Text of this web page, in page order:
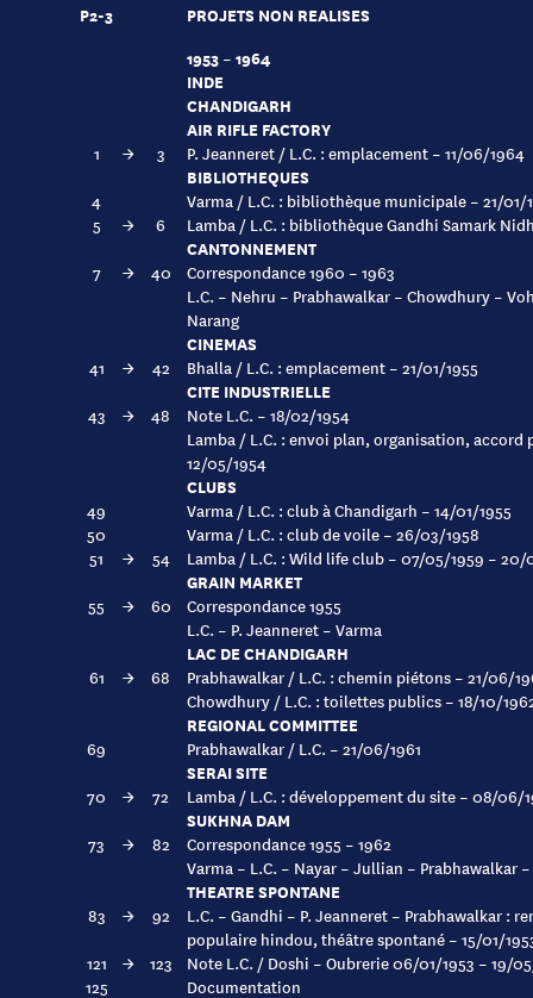
P2-3
PROJETS NON REALISES
1953 – 1964
INDE
CHANDIGARH
AIR RIFLE FACTORY
1 → 3 P. Jeanneret / L.C. : emplacement – 11/06/1964
BIBLIOTHEQUES
4
Varma / L.C. : bibliothèque municipale – 21/01/
5
→ 6 Lamba / L.C. : bibliothèque Gandhi Samark
CANTONNEMENT
7 → 40
Correspondance 1960 – 1963
L.C. – Nehru – Prabhawalkar – Chowdhury –
Narang
CINEMAS
41 → 42 Bhalla / L.C. : emplacement – 21/01/1955
CITE INDUSTRIELLE
43 → 48
Note L.C. – 18/02/1954
Lamba / L.C. : envoi plan, organisation, accord
12/05/1954
CLUBS
49
Varma / L.C. : club à Chandigarh – 14/01/1955
50
Varma / L.C. : club de voile – 26/03/1958
51
→ 54 Lamba / L.C. : Wild life club – 07/05/1959 – 20/
GRAIN MARKET
55 → 60
Correspondance 1955
L.C. – P. Jeanneret – Varma
LAC DE CHANDIGARH
61 → 68
Prabhawalkar / L.C. : chemin piétons – 21/06/
Chowdhury / L.C. : toilettes publics – 18/10/
REGIONAL COMMITTEE
69 Prabhawalkar / L.C. – 21/06/1961
SERAI SITE
70 → 72 Lamba / L.C. : développement du site – 08/06/
SUKHNA DAM
73 → 82
Correspondance 1955 – 1962
Varma – L.C. – Nayar – Jullian – Prabhawalkar
THEATRE SPONTANE
83 → 92
L.C. – Gandhi – P. Jeanneret – Prabhawalkar :
populaire hindou, théâtre spontané – 15/01/
121
→ 123
Note L.C. / Doshi – Oubrerie 06/01/1953 – 19/
125
Documentation